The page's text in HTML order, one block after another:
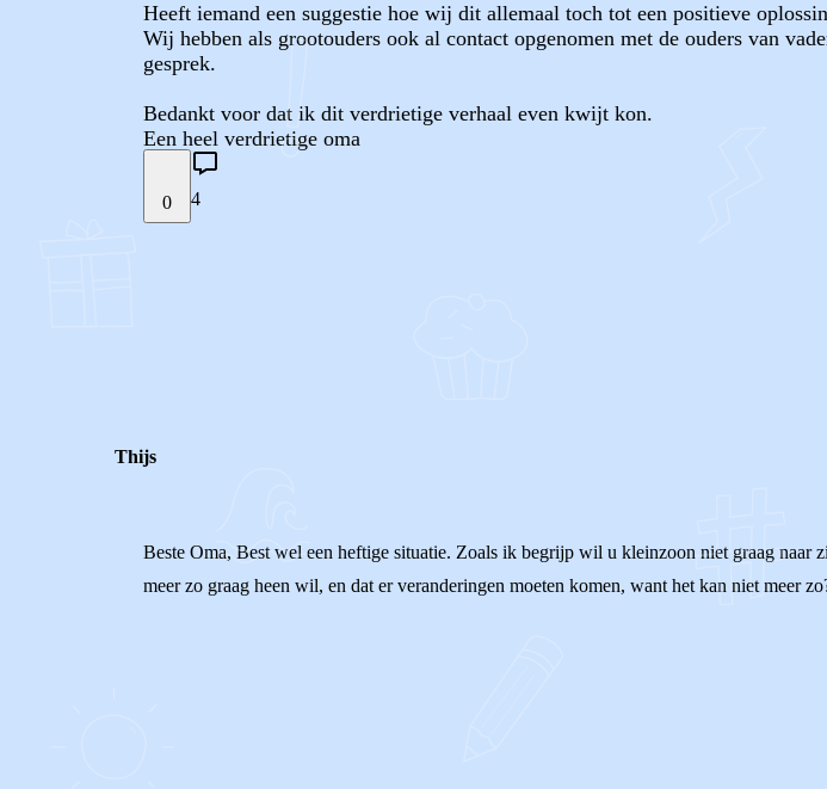
Heeft iemand een suggestie hoe wij dit allemaal toch tot een positieve
Wij hebben als grootouders ook al contact opgenomen met de ouders van
gesprek.
Bedankt voor dat ik dit verdrietige verhaal even kwijt kon.
Een heel verdrietige oma
0 4
Thijs
Beste Oma, Best wel een heftige situatie. Zoals ik begrijp wil u kleinzoon niet graag naar
meer zo graag heen wil, en dat er veranderingen moeten komen, want het kan niet meer